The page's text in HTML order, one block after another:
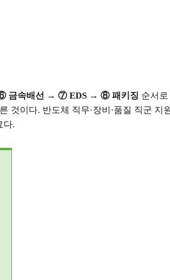
금속배선 → ⑦ EDS → ⑧패키징 순서
것이다. 반도체 직무·장비 ·품질 직군 지
다.